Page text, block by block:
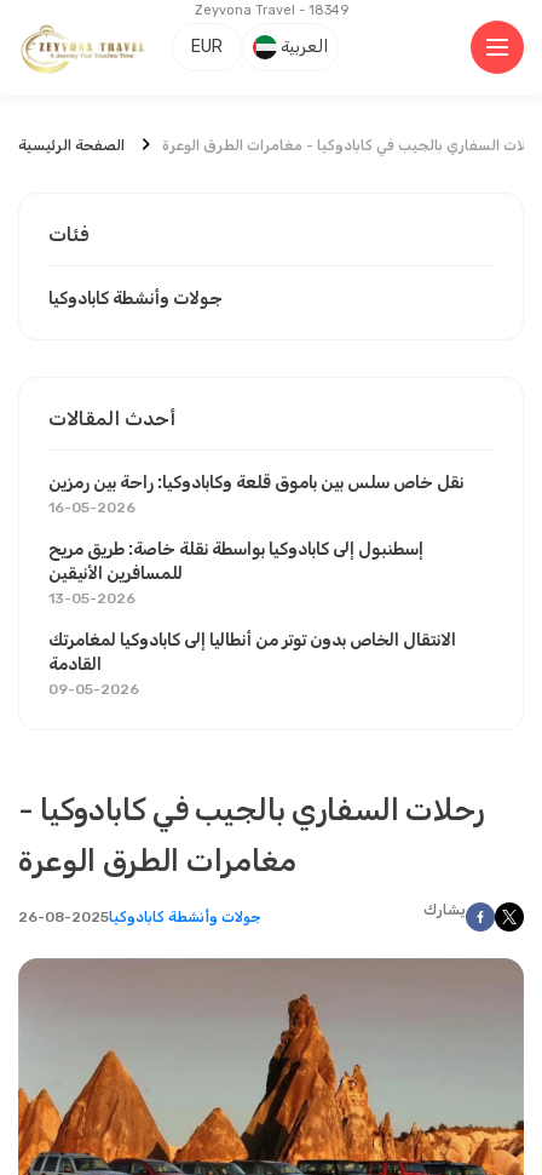
Zeyvona Travel - 18349
EUR العربية
الصفحة الرئيسية السفاري بالجيب في كابادوكيا - مغامرات الطرق الوعرة
رحلات السفاري بالجيب في كابادوكيا -
مغامرات الطرق الوعرة
26-08-2025جولات وأنشطة كابادوكيا يشارك
فئات
جولات وأنشطة كابادوكيا
أحدث المقالات
نقل خاص سلس بين باموق قلعة وكابادوكيا: راحة بين رمزين
16-05-2026
إسطنبول إلى كابادوكيا بواسطة نقلة خاصة: طريق مريح
للمسافرين الأنيقين
13-05-2026
الانتقال الخاص بدون توتر من أنطاليا إلى كابادوكيا لمغامرتك
القادمة
09-05-2026